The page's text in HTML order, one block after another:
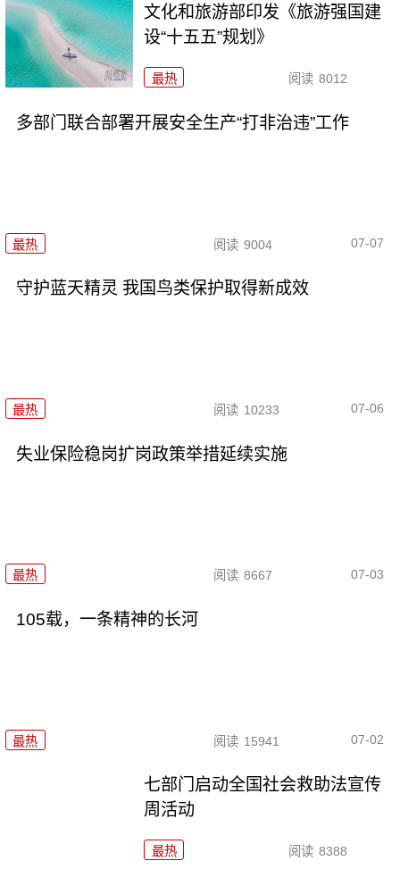
文化和旅游部印发《旅游强国建
设“十五五”规划》
最热 阅读 8012
多部门联合部署开展安全生产“打非治违”工作
最热 阅读 9004 07-07
守护蓝天精灵 我国鸟类保护取得新成效
最热 阅读 10233 07-06
失业保险稳岗扩岗政策举措延续实施
最热 阅读 8667 07-03
105载，一条精神的长河
最热 阅读 15941 07-02
七部门启动全国社会救助法宣传
周活动
最热 阅读 8388